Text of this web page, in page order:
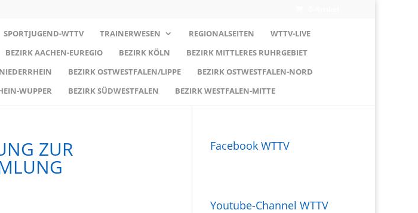
SPORTJUGEND-WTTV TRAINERWESEN REGIONALSEITEN
WTTV-LIVE
BEZIRK AACHEN-EUREGIO BEZIRK KÖLN
BEZIRK MITTLERES RUHRGEBIET
BEZIRK OSTWESTFALEN/LIPPE
BEZIRK OSTWESTFALEN-NORD
WUPPER BEZIRK SÜDWESTFALEN BEZIRK WESTFALEN-MITTE
ZUR Facebook WTTV
Youtube-Channel WTTV